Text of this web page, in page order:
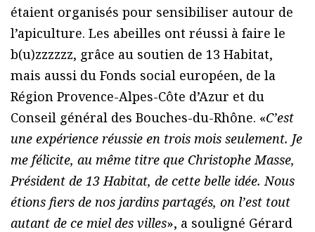
étaient organisés pour sensibiliser autour de
l’apiculture. Les abeilles ont réussi à faire le
b(u)zzzzzz, grâce au soutien de 13 Habitat,
mais aussi du Fonds social européen, de la
Région Provence-Alpes-Côte d’Azur et du
Conseil général des Bouches-du-Rhône. «C’est
une expérience réussie en trois mois seulement. Je
me félicite, au même titre que Christophe Masse,
Président de 13 Habitat, de cette belle idée. Nous
étions fiers de nos jardins partagés, on l’est tout
autant de ce miel des villes», a souligné Gérard